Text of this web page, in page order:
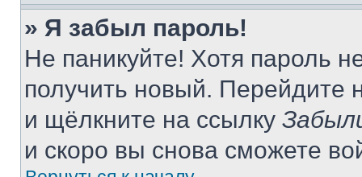
» Я забыл пароль!
Не паникуйте! Хотя пароль
получить новый. Перейдите
и щёлкните на ссылку
и скоро вы снова сможете